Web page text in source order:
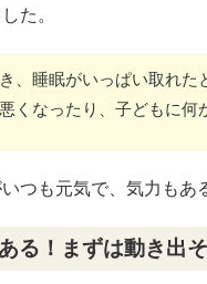
た。
き、睡眠がいっぱい取れ
くなったり、子どもに何
つも元気で、気力もあ
る！まずは動き出